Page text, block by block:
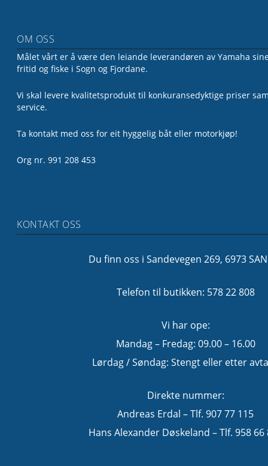
OM OSS
Målet vårt er å være den leiande leverandøren av Yamaha
fritid og fiske i Sogn og Fjordane.
Vi skal levere kvalitetsprodukt til konkuransedyktige priser
service.
Ta kontakt med oss for eit hyggelig båt eller motorkjøp!
Org nr. 991 208 453
KONTAKT OSS
Du finn oss i Sandevegen 269, 6973
Telefon til butikken: 578 22 808
Vi har ope:
Mandag – Fredag: 09.00 – 16.00
Lørdag / Søndag: Stengt eller etter
Direkte nummer:
Andreas Erdal – Tlf. 907 77 115
Hans Alexander Døskeland – Tlf. 958 66